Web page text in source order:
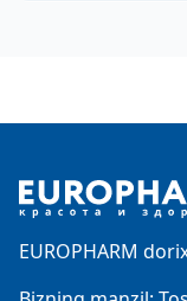
EUROPHARM